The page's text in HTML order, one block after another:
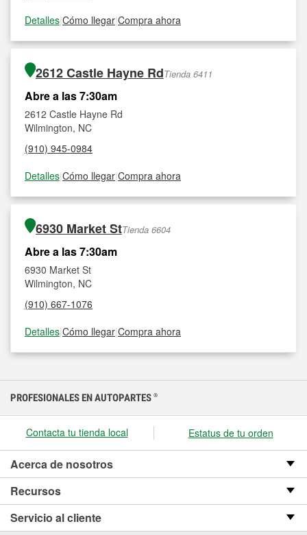
Detalles|Cómo llegar|Compra ahora
2612 Castle Hayne RdTienda 6411
Abre a las 7:30am
2612 Castle Hayne Rd
Wilmington, NC
(910) 945-0984
Detalles|Cómo llegar|Compra ahora
6930 Market StTienda 6604
Abre a las 7:30am
6930 Market St
Wilmington, NC
(910) 667-1076
Detalles|Cómo llegar|Compra ahora
PROFESIONALES EN AUTOPARTES ®
Contacta tu tienda local Estatus de tu orden
Acerca de nosotros
Recursos
Servicio al cliente